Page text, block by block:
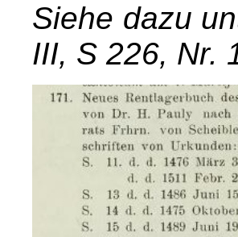
Siehe dazu
III, S 226, Nr.